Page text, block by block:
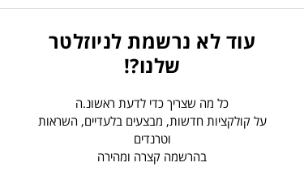
עוד לא נרשמת לניוזלטר
שלנו?!
כל מה שצריך כדי לדעת ראשונ.ה
על קולקציות חדשות, מבצעים בלעדיים, השראות
וטרנדים
בהרשמה קצרה ומהירה